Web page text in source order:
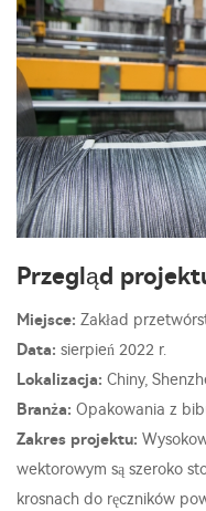
Przegląd
Miejsce: Zakład
Data: sierpień 2022 r.
Lokalizacja: Chiny,
Branża: Opakowania z
Zakres projektu:
wektorowym są szeroko
krosnach do ręczników